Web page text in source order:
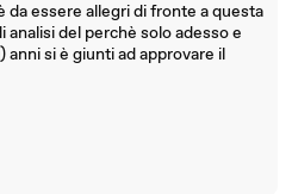
da essere allegri di fronte a questa
del perchè solo adesso e
si è giunti ad approvare il